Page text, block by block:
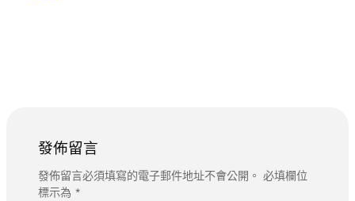
發佈留言
發佈留言必須填寫的電子郵件地址不會公開。 必填欄位
標示為 *